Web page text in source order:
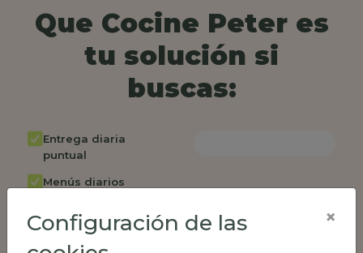
Que Cocine Peter es
tu solución si
buscas:
Entrega diaria
puntual
Menús diarios
Cambio de menú
Configuración de las
×